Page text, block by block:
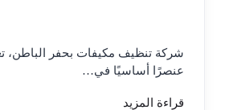
شركة تنظيف مكيفات بحفر الباطن،
عنصرًا أساسيًا في…
قراءة المزيد